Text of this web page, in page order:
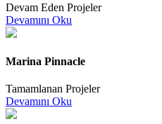
Devam Eden Projeler
Devamını Oku
Marina Pinnacle
Tamamlanan Projeler
Devamını Oku